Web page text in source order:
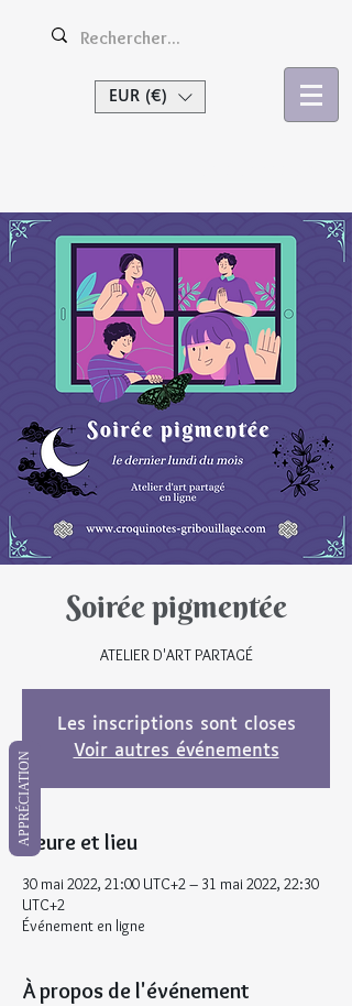
EUR (€)
Soirée pigmentée
ATELIER D'ART PARTAGÉ
Les inscriptions sont closes
Voir autres événements
Heure et lieu
30 mai 2022, 21:00 UTC+2 – 31 mai 2022, 22:30
UTC+2
Événement en ligne
À propos de l'événement
APPRÉCIATION